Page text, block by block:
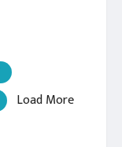
Load More